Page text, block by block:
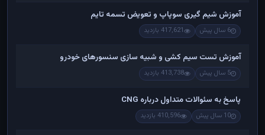
آموزش شیم گیری سوپاپ و تعویض تسمه تایم
6 سال پیش 417,621 بازدید
آموزش تست سیم کشی و شبیه سازی سنسورهای خودرو
5 سال پیش 413,738 بازدید
پاسخ به سئوالات متداول درباره CNG
10 سال پیش 410,596 بازدید